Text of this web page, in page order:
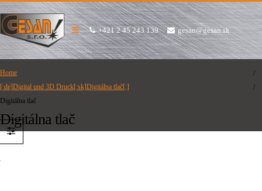
+421 2 45 243 139 gesan@gesan.sk
Home
[:de]Digital und 3D Druck[:sk]Digitálna tlač[:]
Digitálna tlač
Digitálna tlač